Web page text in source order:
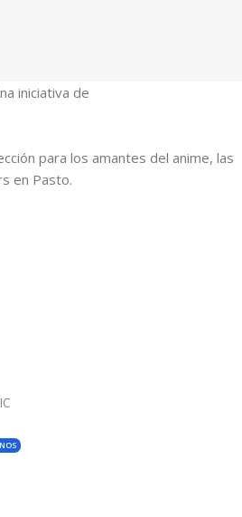
iniciativa de
para los amantes del anime, las
en Pasto.